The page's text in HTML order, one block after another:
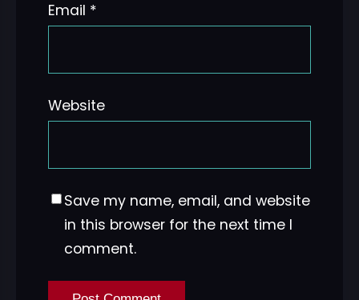
Email *
Website
Save my name, email, and website
in this browser for the next time I
comment.